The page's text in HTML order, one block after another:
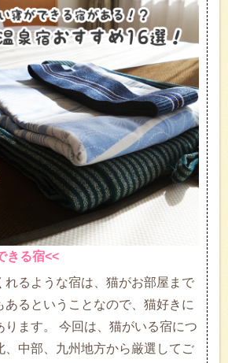
きる宿<<
れるような宿は、猫がお部屋まで
あるということなので、猫好きに
ります。 今回は、猫がいる宿につ
、中部、九州地方から厳選してご